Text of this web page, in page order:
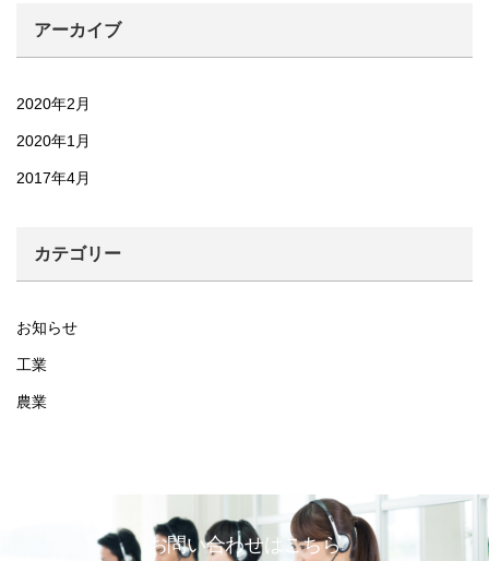
アーカイブ
2020年2月
2020年1月
2017年4月
カテゴリー
お知らせ
工業
農業
お問い合わせはこちら